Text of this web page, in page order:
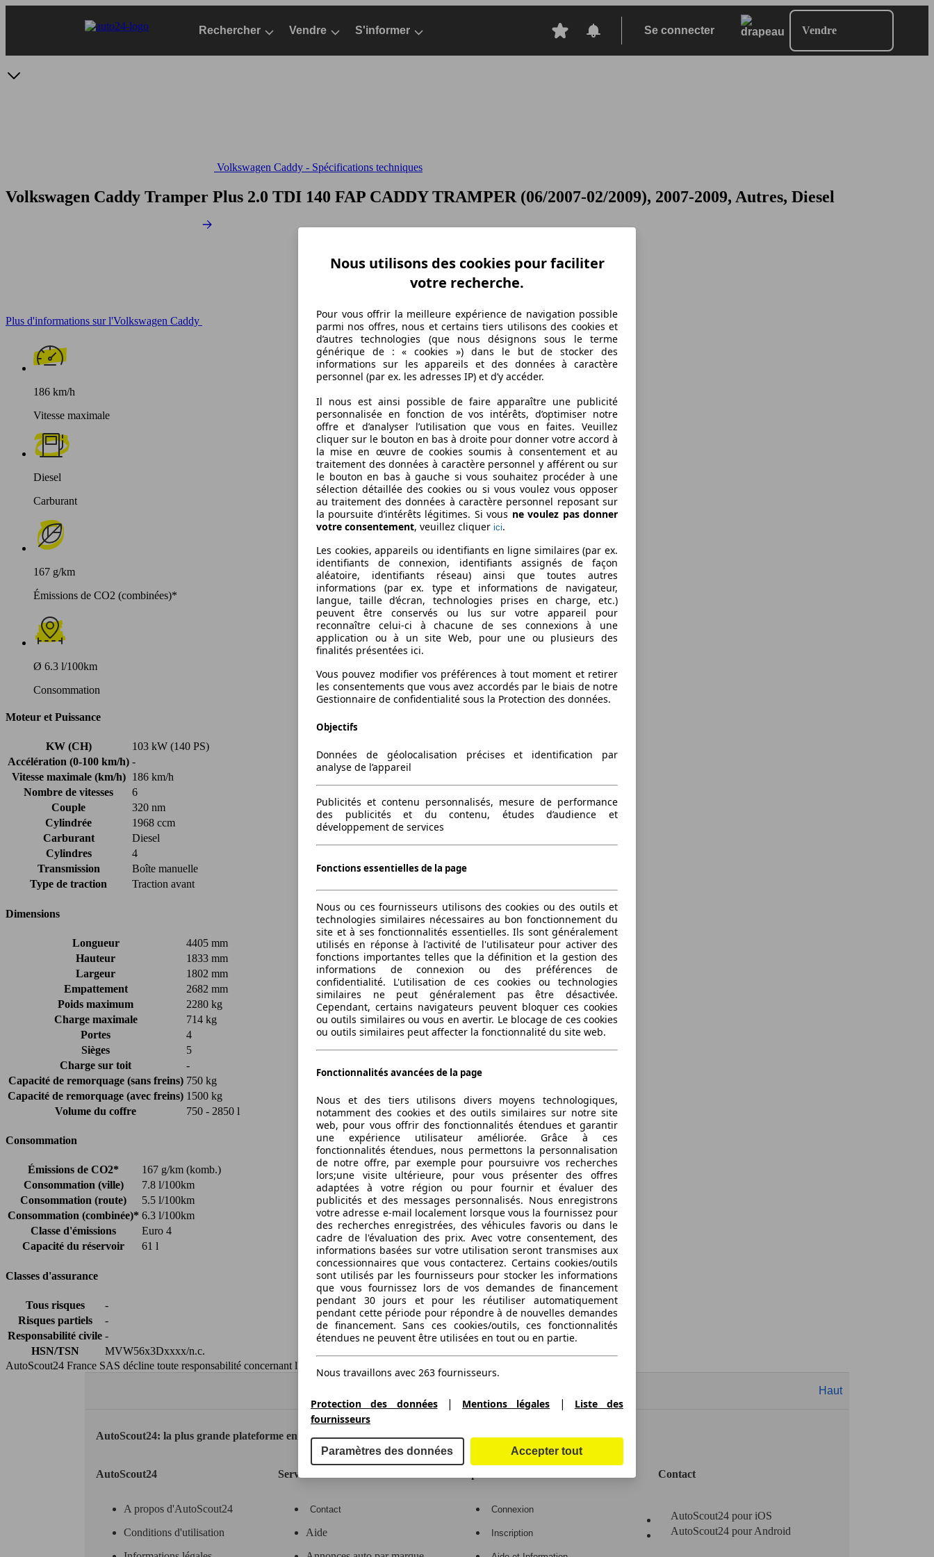
Rechercher Vendre S'informer Se connecter Vendre
Volkswagen Caddy - Spécifications techniques
Volkswagen Caddy Tramper Plus 2.0 TDI 140 FAP CADDY TRAMPER (06/2007-02/2009), 2007-2009, Autres, Diesel
Plus d'informations sur l'Volkswagen Caddy
186 km/h
Vitesse maximale
Diesel
Carburant
167 g/km
Émissions de CO2 (combinées)*
Ø 6.3 l/100km
Consommation
Moteur et Puissance
KW (CH)
103 kW (140 PS)
Accélération (0-100 km/h) -
Vitesse maximale (km/h)
186 km/h
Nombre de vitesses
6
Couple
320 nm
Cylindrée
1968 ccm
Carburant
Diesel
Cylindres
4
Transmission
Boîte manuelle
Type de traction
Traction avant
Dimensions
Longueur
4405 mm
Hauteur
1833 mm
Largeur
1802 mm
Empattement
2682 mm
Poids maximum
2280 kg
Charge maximale
714 kg
Portes
4
Sièges
5
Charge sur toit
-
Capacité de remorquage (sans freins) 750 kg
Capacité de remorquage (avec freins) 1500 kg
Volume du coffre
750 - 2850 l
Consommation
Émissions de CO2*
167 g/km (komb.)
Consommation (ville)
7.8 l/100km
Consommation (route)
5.5 l/100km
Consommation (combinée)* 6.3 l/100km
Classe d'émissions
Euro 4
Capacité du réservoir
61 l
Classes d'assurance
Tous risques
-
Risques partiels
-
Responsabilité civile -
HSN/TSN
MVW56x3Dxxxx/n.c.
AutoScout24 France SAS décline toute responsabilité concernant l''exactitude des indications fournies.
Haut
AutoScout24: la plus grande plateforme en ligne de voitures en Europe
AutoScout24
A propos d'AutoScout24
Conditions d'utilisation
Service
Contact
Aide
Connexion
Inscription
Contact
AutoScout24 pour iOS
AutoScout24 pour Android
Nous utilisons des cookies pour faciliter
votre recherche.
Pour vous offrir la meilleure expérience de navigation possible
parmi nos offres, nous et certains tiers utilisons des cookies et
d’autres technologies (que nous désignons sous le terme
générique de : « cookies ») dans le but de stocker des
informations sur les appareils et des données à caractère
personnel (par ex. les adresses IP) et d’y accéder.
Il nous est ainsi possible de faire apparaître une publicité
personnalisée en fonction de vos intérêts, d’optimiser notre
offre et d’analyser l’utilisation que vous en faites. Veuillez
cliquer sur le bouton en bas à droite pour donner votre accord à
la mise en œuvre de cookies soumis à consentement et au
traitement des données à caractère personnel y afférent ou sur
le bouton en bas à gauche si vous souhaitez procéder à une
sélection détaillée des cookies ou si vous voulez vous opposer
au traitement des données à caractère personnel reposant sur
la poursuite d’intérêts légitimes. Si vous ne voulez pas donner
votre consentement, veuillez cliquer ici.
Les cookies, appareils ou identifiants en ligne similaires (par ex.
identifiants de connexion, identifiants assignés de façon
aléatoire, identifiants réseau) ainsi que toutes autres
informations (par ex. type et informations de navigateur,
langue, taille d’écran, technologies prises en charge, etc.)
peuvent être conservés ou lus sur votre appareil pour
reconnaître celui-ci à chacune de ses connexions à une
application ou à un site Web, pour une ou plusieurs des
finalités présentées ici.
Vous pouvez modifier vos préférences à tout moment et retirer
les consentements que vous avez accordés par le biais de notre
Gestionnaire de confidentialité sous la Protection des données.
Objectifs
Données de géolocalisation précises et identification par
analyse de l’appareil
Publicités et contenu personnalisés, mesure de performance
des publicités et du contenu, études d’audience et
développement de services
Fonctions essentielles de la page
Nous ou ces fournisseurs utilisons des cookies ou des outils et
technologies similaires nécessaires au bon fonctionnement du
site et à ses fonctionnalités essentielles. Ils sont généralement
utilisés en réponse à l'activité de l'utilisateur pour activer des
fonctions importantes telles que la définition et la gestion des
informations de connexion ou des préférences de
confidentialité. L'utilisation de ces cookies ou technologies
similaires ne peut généralement pas être désactivée.
Cependant, certains navigateurs peuvent bloquer ces cookies
ou outils similaires ou vous en avertir. Le blocage de ces cookies
ou outils similaires peut affecter la fonctionnalité du site web.
Fonctionnalités avancées de la page
Nous et des tiers utilisons divers moyens technologiques,
notamment des cookies et des outils similaires sur notre site
web, pour vous offrir des fonctionnalités étendues et garantir
une expérience utilisateur améliorée. Grâce à ces
fonctionnalités étendues, nous permettons la personnalisation
de notre offre, par exemple pour poursuivre vos recherches
lors;une visite ultérieure, pour vous présenter des offres
adaptées à votre région ou pour fournir et évaluer des
publicités et des messages personnalisés. Nous enregistrons
votre adresse e-mail localement lorsque vous la fournissez pour
des recherches enregistrées, des véhicules favoris ou dans le
cadre de l'évaluation des prix. Avec votre consentement, des
informations basées sur votre utilisation seront transmises aux
concessionnaires que vous contacterez. Certains cookies/outils
sont utilisés par les fournisseurs pour stocker les informations
que vous fournissez lors de vos demandes de financement
pendant 30 jours et pour les réutiliser automatiquement
pendant cette période pour répondre à de nouvelles demandes
de financement. Sans ces cookies/outils, ces fonctionnalités
étendues ne peuvent être utilisées en tout ou en partie.
Nous travaillons avec 263 fournisseurs.
Protection des données| Mentions légales |
Liste des
fournisseurs
Paramètres des données Accepter tout